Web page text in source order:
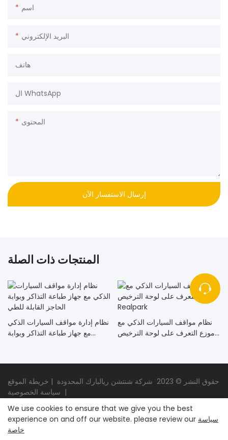
اسم
البريد الإلكتروني
هاتف
ال WhatsApp
المحتوى
إرسال الاستفسار الآن
المنتجات ذات الصلة
نظام إدارة مواقف السيارات الذكي
مع جهاز طباعة التذاكر وبوابة
نظام مواقف السيارات الذكي مع
موزع التعرف على لوحة الترخيص
حقوق النشر © 2023
شركة شنتشن ريالبارك المحدودة | خريطة الموقع
|
We use cookies to ensure that we give you the best
experience on and off our website. please review our سياسة
خاصة